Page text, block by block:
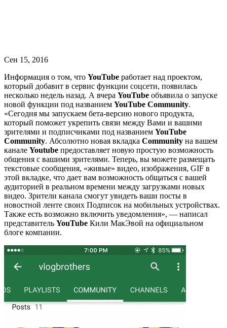
Сен 15, 2016
Информация о том, что YouTube работает над проектом,
который добавит в сервис функции соцсети, появилась
несколько недель назад. А вчера YouTube объявила о запуске
новой функции под названием YouTube Community.
«Сегодня мы запускаем бета-версию нового продукта,
который поможет укрепить связи между Вами и вашими
зрителями и подписчиками под названием YouTube
Community. Абсолютно новая вкладка Community на вашем
канале Youtube предоставляет новую простую возможность
общения с вашими зрителями. Теперь, вы можете размещать
текстовые сообщения, «живые» видео, изображения, GIF в
этой вкладке, что дает вам возможность общаться с вашей
аудиторией в реальном времени между загрузками новых
видео. Зрители канала смогут увидеть ваши посты в
новостной ленте своих Подписок на мобильных устройствах.
Также есть возможно включить уведомления», — написал
представитель YouTube Кили МакЭвой на официальном
блоге компании.